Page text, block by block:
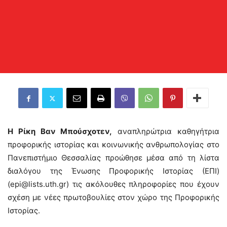
Η Ρίκη Βαν Μπούσχοτεν, αναπληρώτρια καθηγήτρια
προφορικής ιστορίας και κοινωνικής ανθρωπολογίας στο
Πανεπιστήμιο Θεσσαλίας προώθησε μέσα από τη λίστα
διαλόγου της Ένωσης Προφορικής Ιστορίας (ΕΠΙ)
(epi@lists.uth.gr) τις ακόλουθες πληροφορίες που έχουν
σχέση με νέες πρωτοβουλίες στον χώρο της Προφορικής
Ιστορίας.